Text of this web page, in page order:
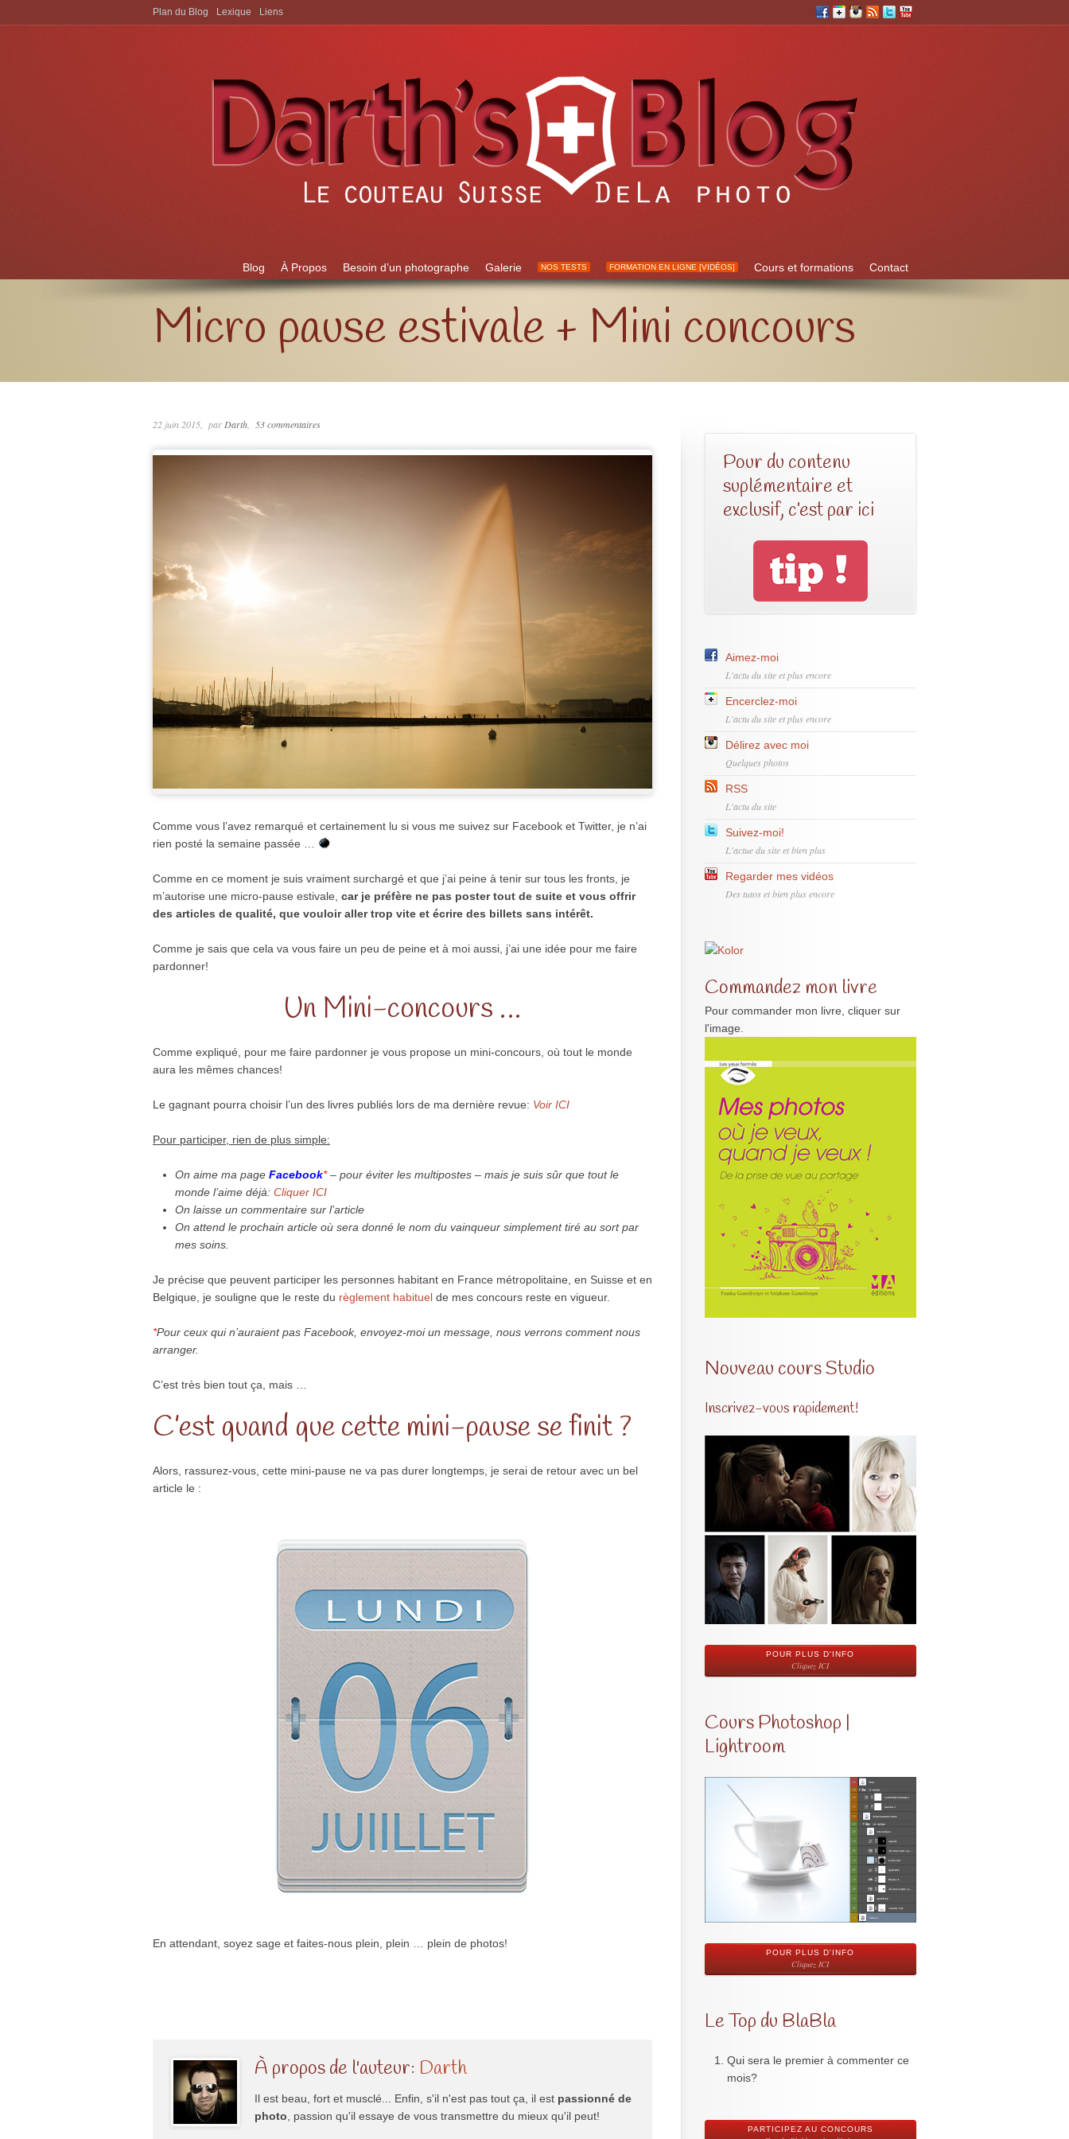
Aller à:
Blog À Propos Besoin d’un photographe Galerie NOS TESTS FORMATION EN LIGNE [VIDÉOS] Cours et formations Contact
Plan du Blog Lexique Liens
Micro pause estivale + Mini concours
22 juin 2015 par Darth 53 commentaires
Comme vous l’avez remarqué et certainement lu si vous me suivez sur Facebook et Twitter, je n’ai
rien posté la semaine passée …
Comme en ce moment je suis vraiment surchargé et que j’ai peine à tenir sur tous les fronts, je
m’autorise une micro-pause estivale, car je préfère ne pas poster tout de suite et vous offrir
des articles de qualité, que vouloir aller trop vite et écrire des billets sans intérêt.
Comme je sais que cela va vous faire un peu de peine et à moi aussi, j’ai une idée pour me faire
pardonner!
Un Mini-concours …
Comme expliqué, pour me faire pardonner je vous propose un mini-concours, où tout le monde
aura les mêmes chances!
Le gagnant pourra choisir l’un des livres publiés lors de ma dernière revue: Voir ICI
Pour participer, rien de plus simple:
On aime ma page Facebook*– pour éviter les multipostes – mais je suis sûr que tout le
monde l’aime déjà: Cliquer ICI
On laisse un commentaire sur l’article
On attend le prochain article où sera donné le nom du vainqueur simplement tiré au sort par
mes soins.
Je précise que peuvent participer les personnes habitant en France métropolitaine, en Suisse et en
Belgique, je souligne que le reste du règlement habituel de mes concours reste en vigueur.
*Pour ceux qui n’auraient pas Facebook, envoyez-moi un message, nous verrons comment nous
arranger.
C’est très bien tout ça, mais …
C’est quand que cette mini-pause se finit ?
Alors, rassurez-vous, cette mini-pause ne va pas durer longtemps, je serai de retour avec un bel
article le :
En attendant, soyez sage et faites-nous plein, plein … plein de photos!
À propos de l'auteur: Darth
Il est beau, fort et musclé... Enfin, s'il n'est pas tout ça, il est passionné de
photo , passion qu'il essaye de vous transmettre du mieux qu'il peut!
Pour du contenu
suplémentaire et
exclusif, c’est par ici
Aimez-moi
L'actu du site et plus encore
Encerclez-moi
L'actu du site et plus encore
Délirez avec moi
Quelques photos
RSS
L'actu du site
Suivez-moi!
L'actue du site et bien plus
Regarder mes vidéos
Des tutos et bien plus encore
Commandez mon livre
Pour commander mon livre, cliquer sur
l'image.
Nouveau cours Studio
Inscrivez-vous rapidement!
POUR PLUS D'INFO
Cliquez ICI
Cours Photoshop |
Lightroom
POUR PLUS D'INFO
Cliquez ICI
Le Top du BlaBla
Qui sera le premier à commenter ce
mois?
PARTICIPEZ AU CONCOURS